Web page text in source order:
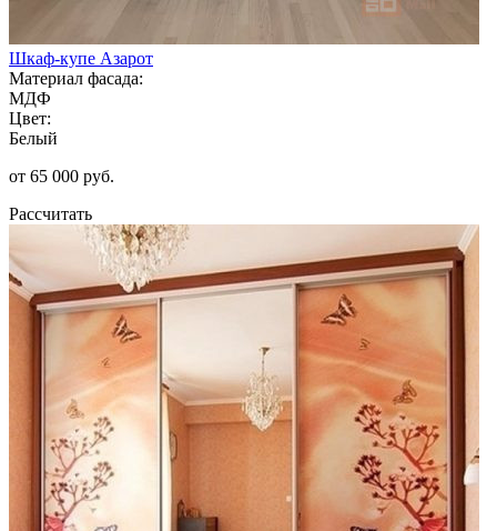
Шкаф-купе Азарот
Материал фасада:
МДФ
Цвет:
Белый
от 65 000 руб.
Рассчитать